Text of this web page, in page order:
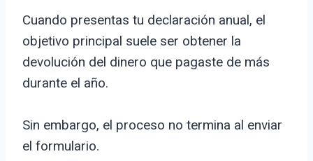
Cuando presentas tu declaración anual, el
objetivo principal suele ser obtener la
devolución del dinero que pagaste de más
durante el año.
Sin embargo, el proceso no termina al enviar
el formulario.